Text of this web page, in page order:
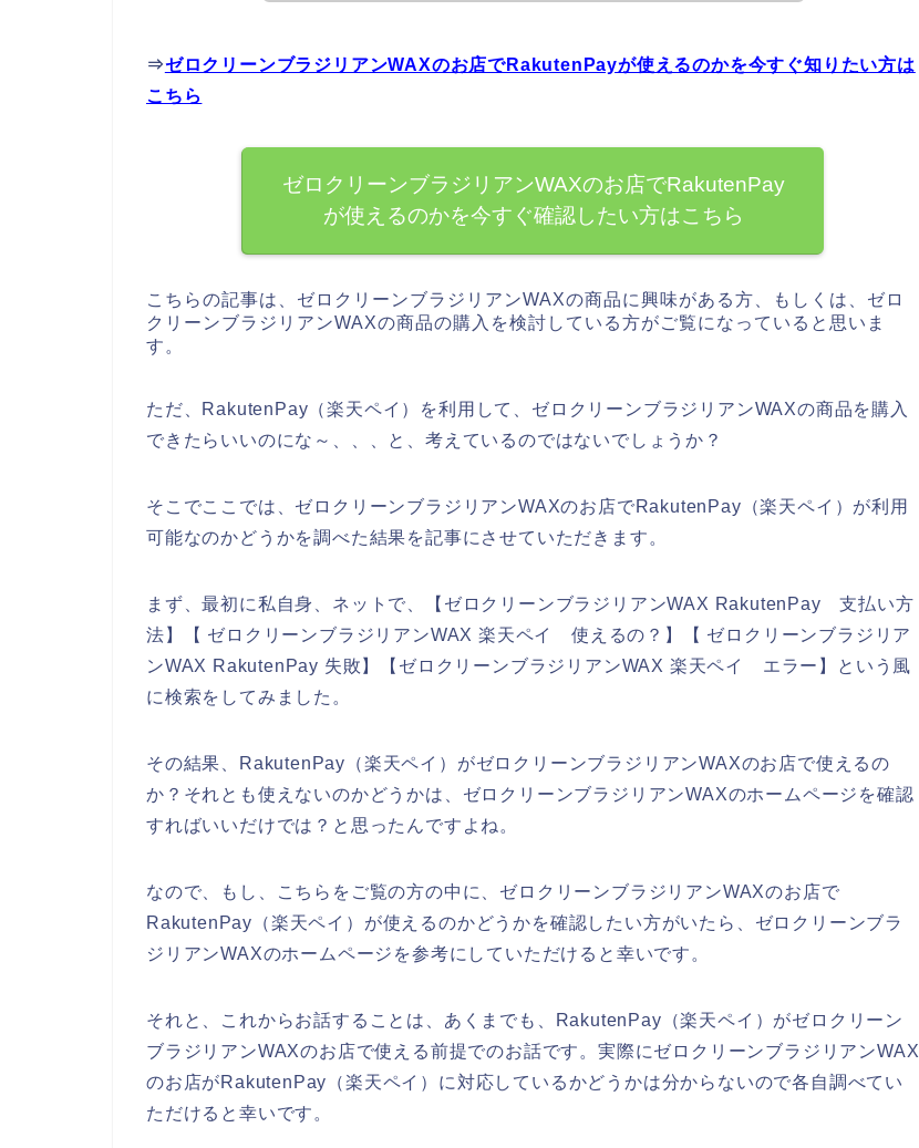
⇒ゼロクリーンブラジリアンWAXのお店でRakutenPayが使えるのかを今すぐ知りたい方は
こちら
ゼロクリーンブラジリアンWAXのお店でRakutenPay
が使えるのかを今すぐ確認したい方はこちら
こちらの記事は、ゼロクリーンブラジリアンWAXの商品に興味がある方、もしくは、ゼロ
クリーンブラジリアンWAXの商品の購入を検討している方がご覧になっていると思いま
す。
ただ、RakutenPay（楽天ペイ）を利用して、ゼロクリーンブラジリアンWAXの商品を購入
できたらいいのにな～、、、と、考えているのではないでしょうか？
そこでここでは、ゼロクリーンブラジリアンWAXのお店でRakutenPay（楽天ペイ）が利用
可能なのかどうかを調べた結果を記事にさせていただきます。
まず、最初に私自身、ネットで、【ゼロクリーンブラジリアンWAX RakutenPay 支払い方
法】【 ゼロクリーンブラジリアンWAX 楽天ペイ 使えるの？】【 ゼロクリーンブラジリア
ンWAX RakutenPay 失敗】【ゼロクリーンブラジリアンWAX 楽天ペイ エラー】という風
に検索をしてみました。
その結果、RakutenPay（楽天ペイ）がゼロクリーンブラジリアンWAXのお店で使えるの
か？それとも使えないのかどうかは、ゼロクリーンブラジリアンWAXのホームページを確認
すればいいだけでは？と思ったんですよね。
なので、もし、こちらをご覧の方の中に、ゼロクリーンブラジリアンWAXのお店で
RakutenPay（楽天ペイ）が使えるのかどうかを確認したい方がいたら、ゼロクリーンブラ
ジリアンWAXのホームページを参考にしていただけると幸いです。
それと、これからお話することは、あくまでも、RakutenPay（楽天ペイ）がゼロクリーン
ブラジリアンWAXのお店で使える前提でのお話です。実際にゼロクリーンブラジリアンWAX
のお店がRakutenPay（楽天ペイ）に対応しているかどうかは分からないので各自調べてい
ただけると幸いです。